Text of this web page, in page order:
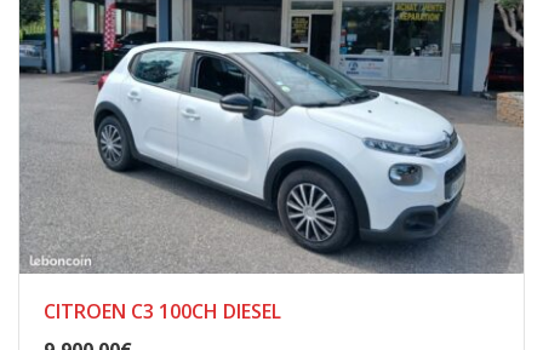
CITROEN C3 100CH DIESEL